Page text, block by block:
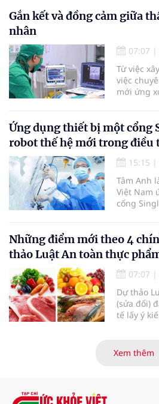
biểu mô
ở giai
bằng
cắt bỏ
đây.
Gắn kết và đồng cảm giữa
nhân
07:07 |
Từ việc
việc
mới ứng
đồng
thuốc với
Ứng dụng thiết bị một cổng
robot thế hệ mới trong điều
15:15 |
Tâm Anh
Việt Nam
cổng
Những điểm mới theo 4
thảo Luật An toàn thực
07:07 |
Dự thảo
(sửa đổi)
tế lấy ý
cường
đổi số,
Xem thêm